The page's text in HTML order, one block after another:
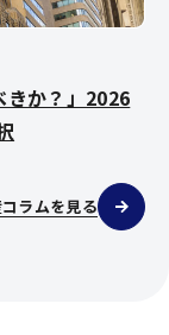
きか？」2026
ラムを見る